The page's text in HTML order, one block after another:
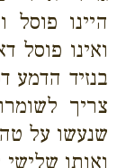
היינו פוסל
ואינו פוסל
בנזיד הדמע
צריך
שנעשו על